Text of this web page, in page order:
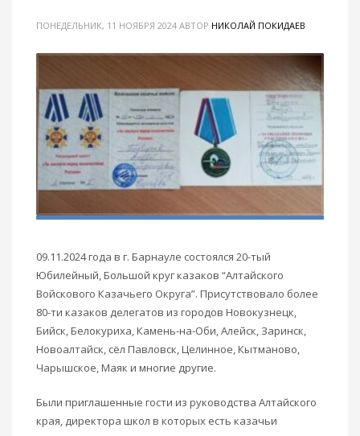
ПОНЕДЕЛЬНИК, 11 НОЯБРЯ 2024 АВТОР НИКОЛАЙ ПОКИДАЕВ
09.11.2024 года в г. Барнауле состоялся 20-тый
Юбилейный, Большой круг казаков “Алтайского
Войскового Казачьего Округа”. Присутствовало более
80-ти казаков делегатов из городов Новокузнецк,
Бийск, Белокуриха, Камень-на-Оби, Алейск, Заринск,
Новоалтайск, сёл Павловск, Целинное, Кытманово,
Чарышское, Маяк и многие другие.
Были приглашенные гости из руководства Алтайского
края, директора школ в которых есть казачьи